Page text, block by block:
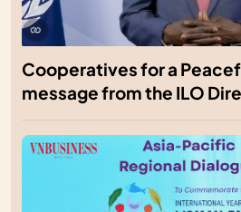
Cooperatives for a
message from the ILO